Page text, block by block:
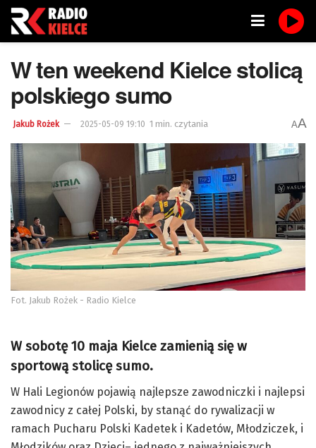
W ten weekend Kielce stolicą
polskiego sumo
Jakub Rożek 2025-05-09 19:10 1 min. czytania AA
Fot. Jakub Rożek - Radio Kielce
W sobotę 10 maja Kielce zamienią się w
sportową stolicę sumo.
W Hali Legionów pojawią najlepsze zawodniczki i najlepsi
zawodnicy z całej Polski, by stanąć do rywalizacji w
ramach Pucharu Polski Kadetek i Kadetów, Młodziczek, i